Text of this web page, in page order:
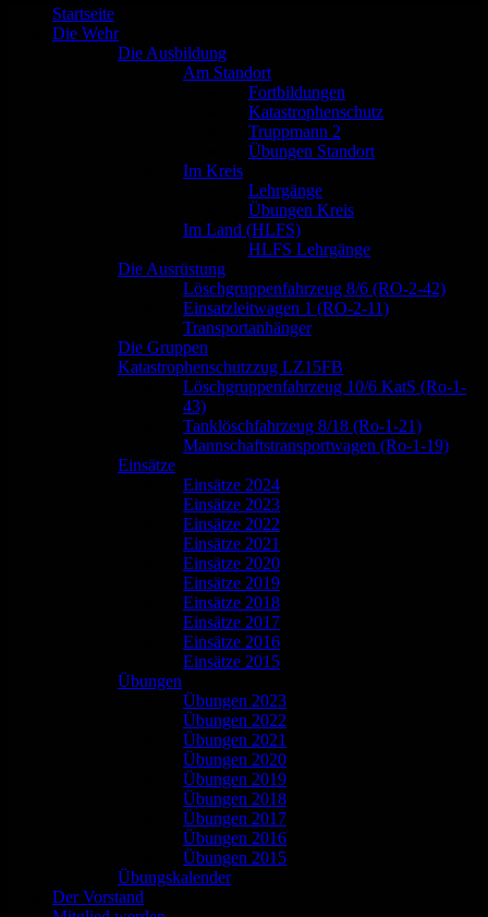
scrollenStartseite
Die Wehr
Die Ausbildung
Am Standort
Fortbildungen
Katastrophenschutz
Truppmann 2
Übungen Standort
Im Kreis
Lehrgänge
Übungen Kreis
Im Land (HLFS)
HLFS Lehrgänge
Die Ausrüstung
Löschgruppenfahrzeug 8/6 (RO-2-42)
Einsatzleitwagen 1 (RO-2-11)
Transportanhänger
Die Gruppen
Katastrophenschutzzug LZ15FB
Löschgruppenfahrzeug 10/6 KatS (Ro-1-
43)
Tanklöschfahrzeug 8/18 (Ro-1-21)
Mannschaftstransportwagen (Ro-1-19)
Einsätze
Einsätze 2024
Einsätze 2023
Einsätze 2022
Einsätze 2021
Einsätze 2020
Einsätze 2019
Einsätze 2018
Einsätze 2017
Einsätze 2016
Einsätze 2015
Übungen
Übungen 2023
Übungen 2022
Übungen 2021
Übungen 2020
Übungen 2019
Übungen 2018
Übungen 2017
Übungen 2016
Übungen 2015
Übungskalender
Der Vorstand